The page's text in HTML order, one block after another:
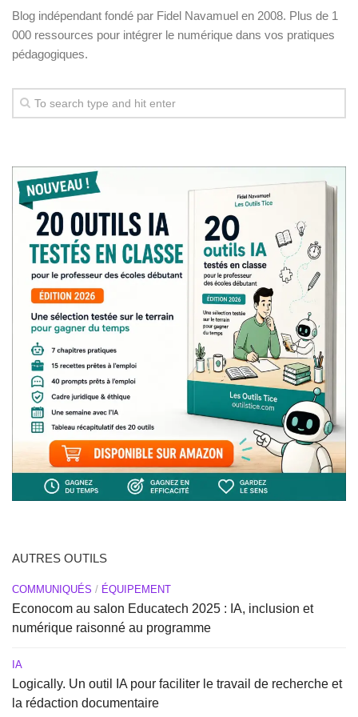
Blog indépendant fondé par Fidel Navamuel en 2008. Plus de 1
000 ressources pour intégrer le numérique dans vos pratiques
pédagogiques.
AUTRES OUTILS
COMMUNIQUÉS / ÉQUIPEMENT
Econocom au salon Educatech 2025 : IA, inclusion et
numérique raisonné au programme
IA
Logically. Un outil IA pour faciliter le travail de recherche et
la rédaction documentaire